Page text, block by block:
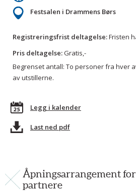
Festsalen i Drammens Børs
Registreringsfrist deltagelse:Fristen
Pris deltagelse:Gratis,-
Begrenset antall: To personer fra hver
av utstillerne.
Legg i kalender
Last ned pdf
Åpningsarrangement
partnere